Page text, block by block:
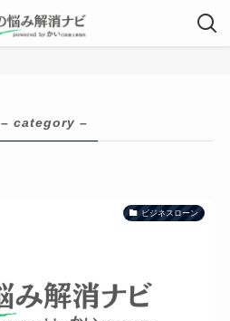
– category –
ビジネスローン